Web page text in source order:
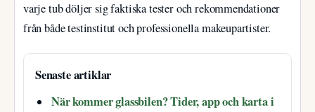
varje tub döljer sig faktiska tester och rekommendationer
från både testinstitut och professionella makeupartister.
Senaste artiklar
När kommer glassbilen? Tider, app och karta i